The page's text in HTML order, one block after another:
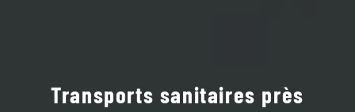
Transports sanitaires près